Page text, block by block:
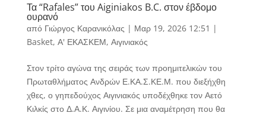
Τα “Rafales” του Aiginiakos B.C. στον έβδομο
ουρανό
από Γιώργος Καρανικόλας | Μαρ 19, 2026 12:51 |
Basket, Α' ΕΚΑΣΚΕΜ, Αιγινιακός
Στον τρίτο αγώνα της σειράς των προημιτελικών του
Πρωταθλήματος Ανδρών Ε.ΚΑ.Σ.ΚΕ.Μ. που διεξήχθη
χθες, ο γηπεδούχος Αιγινιακός υποδέχθηκε τον Αετό
Κιλκίς στο Δ.Α.Κ. Αιγινίου. Σε μια αναμέτρηση που θα